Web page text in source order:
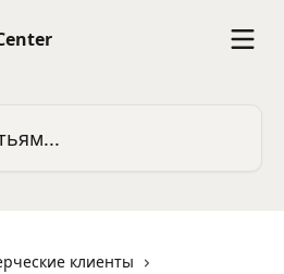
клиенты